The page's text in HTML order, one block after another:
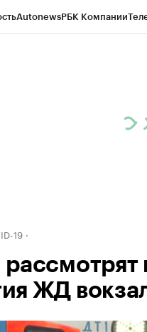
AutonewsРБК Компании
19
ЖД